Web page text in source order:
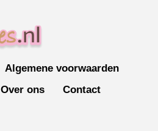
Algemene voorwaarden
Over ons Contact